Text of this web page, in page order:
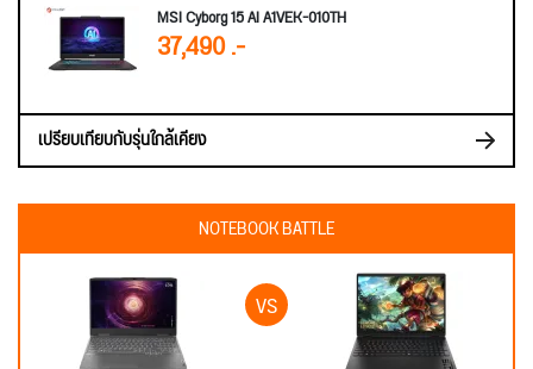
MSI Cyborg 15 AI A1VEK-010TH
37,490 .-
เปรียบเทียบกับรุ่นใกล้เคียง
NOTEBOOK BATTLE